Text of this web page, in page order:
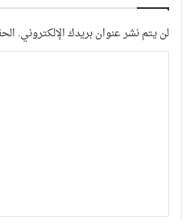
لن يتم نشر عنوان بريدك الإلكتروني.